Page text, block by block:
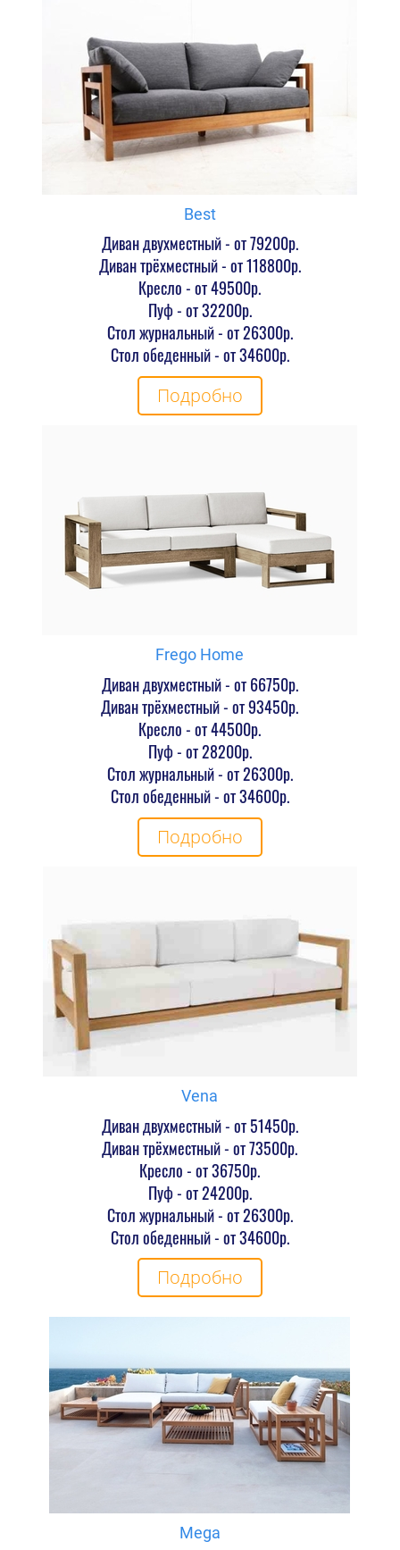
Best
Диван двухместный - от 79200р.
Диван трёхместный - от 118800р.
Кресло - от 49500р.
Пуф - от 32200р.
Стол журнальный - от 26300р.
Стол обеденный - от 34600р.
Подробно
Frego Home
Диван двухместный - от 66750р.
Диван трёхместный - от 93450р.
Кресло - от 44500р.
Пуф - от 28200р.
Стол журнальный - от 26300р.
Стол обеденный - от 34600р.
Подробно
Vena
Диван двухместный - от 51450р.
Диван трёхместный - от 73500р.
Кресло - от 36750р.
Пуф - от 24200р.
Стол журнальный - от 26300р.
Стол обеденный - от 34600р.
Подробно
Mega